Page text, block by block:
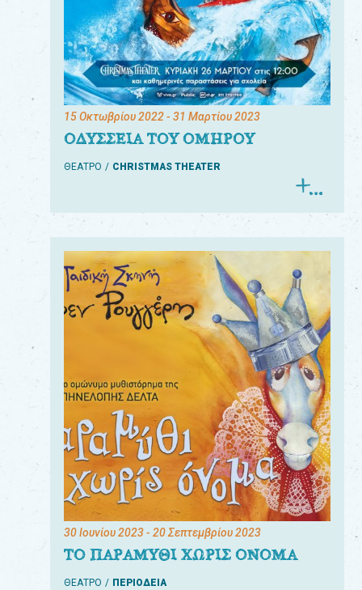
15 Οκτωβρίου 2022- 31 Μαρτίου 2023
ΟΔΥΣΣΕΙΑ ΤΟΥ ΟΜΗΡΟΥ
ΘΕΑΤΡΟ CHRISTMAS THEATER
30 Ιουνίου 2023- 20 Σεπτεμβρίου 2023
ΤΟ ΠΑΡΑΜΥΘΙ ΧΩΡΙΣ ΟΝΟΜΑ
ΘΕΑΤΡΟ ΠΕΡΙΟΔΕΙΑ